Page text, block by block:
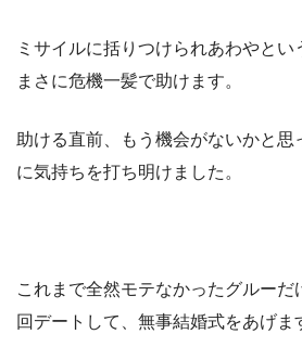
ミサイルに括りつけられあわやと
まさに危機一髪で助けます。
助ける直前、もう機会がないかと思
に気持ちを打ち明けました。
これまで全然モテなかったグルーだ
回デートして、無事結婚式をあげま